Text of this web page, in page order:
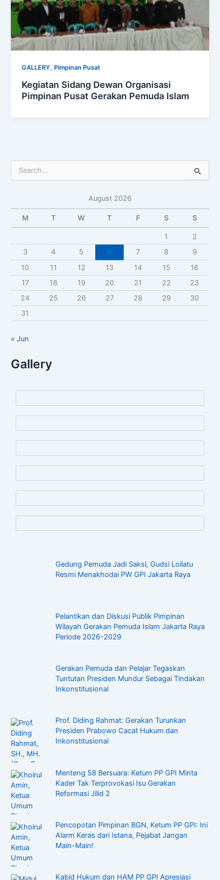
GALLERY, Pimpinan Pusat
Kegiatan Sidang Dewan Organisasi
Pimpinan Pusat Gerakan Pemuda Islam
e
c
f
:
August 2026
M T W T F S S
1
2
3
4 5 6 7 8
9
10
11 12 13 14 15
16
17
18 19 20 21 22
23
24
25 26 27 28 29
30
31
« Jun
Gallery
Gedung Pemuda Jadi Saksi, Gudsi Loilatu
Resmi Menakhodai PW GPI Jakarta Raya
Pelantikan dan Diskusi Publik Pimpinan
Wilayah Gerakan Pemuda Islam Jakarta Raya
Periode 2026-2029
Gerakan Pemuda dan Pelajar Tegaskan
Tuntutan Presiden Mundur Sebagai Tindakan
Inkonstitusional
Prof. Diding Rahmat: Gerakan Turunkan
Presiden Prabowo Cacat Hukum dan
Inkonstitusional
Menteng 58 Bersuara: Ketum PP GPI Minta
Kader Tak Terprovokasi Isu Gerakan
Reformasi Jilid 2
Pencopotan Pimpinan BGN, Ketum PP GPI: Ini
Alarm Keras dari Istana, Pejabat Jangan
Main-Main!
Kabid Hukum dan HAM PP GPI Apresiasi